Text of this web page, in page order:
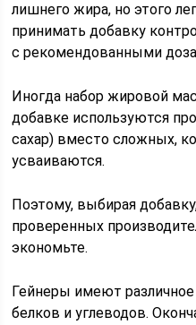
лишнего жира, но этого
принимать добавку
с рекомендованными
Иногда набор жировой
добавке используются
сахар) вместо сложных,
усваиваются.
Поэтому, выбирая
проверенных
экономьте.
Гейнеры имеют
белков и углеводов.